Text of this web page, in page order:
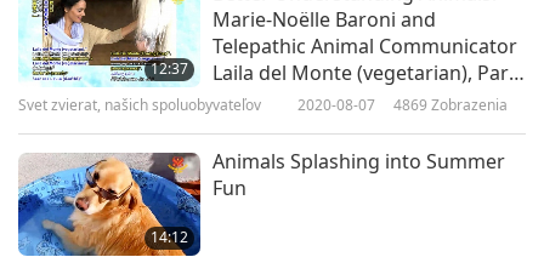
12:37
Marie-Noëlle Baroni and
Telepathic Animal Communicator
Laila del Monte (vegetarian), Part
1 of 3
Svet zvierat, našich spoluobyvateľov 2020-08-07 4869 Zobrazenia
14:12
Animals Splashing into Summer
Fun